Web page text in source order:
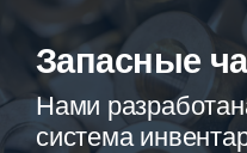
Запасные
Нами
система